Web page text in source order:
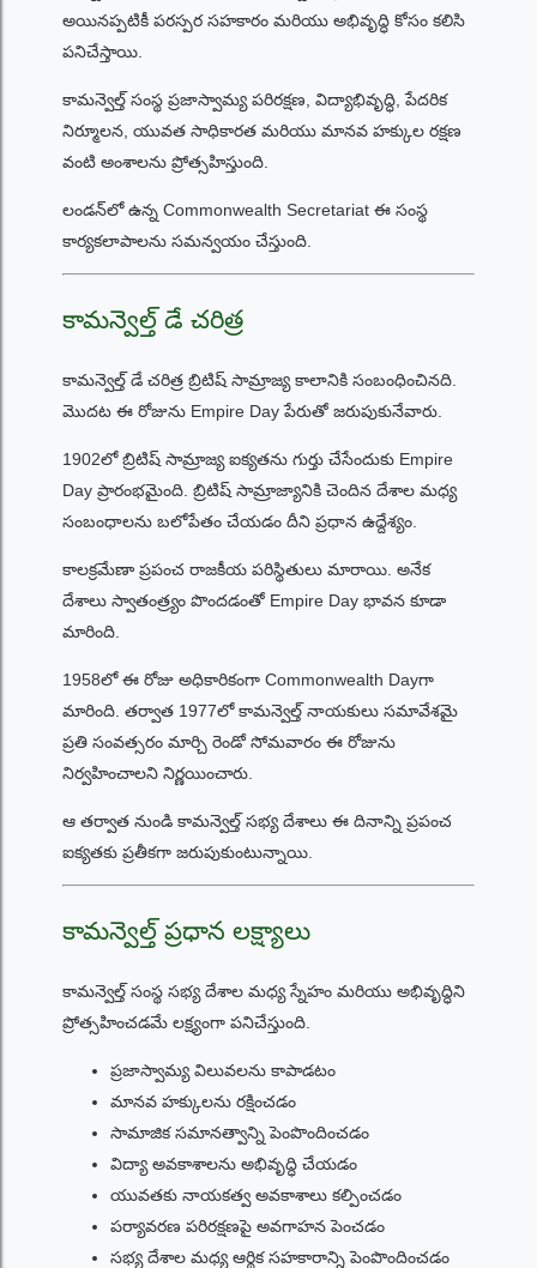
అయినప్పటికీ పరస్పర సహకారం మరియు అభివృద్ధి కోసం కలిసి
పనిచేస్తాయి.
కామన్వెల్త్ సంస్థ ప్రజాస్వామ్య పరిరక్షణ, విద్యాభివృద్ధి, పేదరిక
నిర్మూలన, యువత సాధికారత మరియు మానవ హక్కుల రక్షణ
వంటి అంశాలను ప్రోత్సహిస్తుంది.
లండన్‌లో ఉన్న Commonwealth Secretariat ఈ సంస్థ
కార్యకలాపాలను సమన్వయం చేస్తుంది.
కామన్వెల్త్ డే చరిత్ర
కామన్వెల్త్ డే చరిత్ర బ్రిటిష్ సామ్రాజ్య కాలానికి సంబంధించినది.
మొదట ఈ రోజును Empire Day పేరుతో జరుపుకునేవారు.
1902లో బ్రిటిష్ సామ్రాజ్య ఐక్యతను గుర్తు చేసేందుకు Empire
Day ప్రారంభమైంది. బ్రిటిష్ సామ్రాజ్యానికి చెందిన దేశాల మధ్య
సంబంధాలను బలోపేతం చేయడం దీని ప్రధాన ఉద్దేశ్యం.
కాలక్రమేణా ప్రపంచ రాజకీయ పరిస్థితులు మారాయి. అనేక
దేశాలు స్వాతంత్ర్యం పొందడంతో Empire Day భావన కూడా
మారింది.
1958లో ఈ రోజు అధికారికంగా Commonwealth Dayగా
మారింది. తర్వాత 1977లో కామన్వెల్త్ నాయకులు సమావేశమై
ప్రతి సంవత్సరం మార్చి రెండో సోమవారం ఈ రోజును
నిర్వహించాలని నిర్ణయించారు.
ఆ తర్వాత నుండి కామన్వెల్త్ సభ్య దేశాలు ఈ దినాన్ని ప్రపంచ
ఐక్యతకు ప్రతీకగా జరుపుకుంటున్నాయి.
కామన్వెల్త్ ప్రధాన లక్ష్యాలు
కామన్వెల్త్ సంస్థ సభ్య దేశాల మధ్య స్నేహం మరియు అభివృద్ధిని
ప్రోత్సహించడమే లక్ష్యంగా పనిచేస్తుంది.
ప్రజాస్వామ్య విలువలను కాపాడటం
మానవ హక్కులను రక్షించడం
సామాజిక సమానత్వాన్ని పెంపొందించడం
విద్యా అవకాశాలను అభివృద్ధి చేయడం
యువతకు నాయకత్వ అవకాశాలు కల్పించడం
పర్యావరణ పరిరక్షణపై అవగాహన పెంచడం
సభ్య దేశాల మధ్య ఆర్థిక సహకారాన్ని పెంపొందించడం